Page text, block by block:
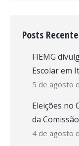
Posts
FIEMG
Escolar em
5 de agosto
Eleições no
da
4 de agosto